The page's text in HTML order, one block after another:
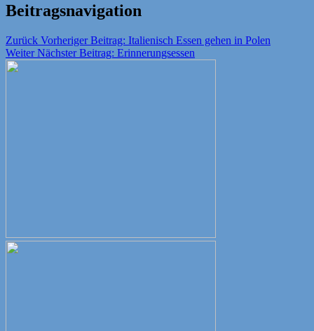
Beitragsnavigation
Zurück Vorheriger Beitrag: Italienisch Essen gehen in Polen
Weiter Nächster Beitrag: Erinnerungsessen